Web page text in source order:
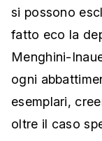
si possono
fatto eco la
Menghini-
ogni
esemplari,
oltre il caso